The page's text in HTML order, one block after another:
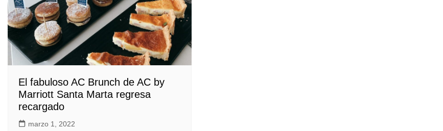
El fabuloso AC Brunch de AC by
Marriott Santa Marta regresa
recargado
marzo 1, 2022